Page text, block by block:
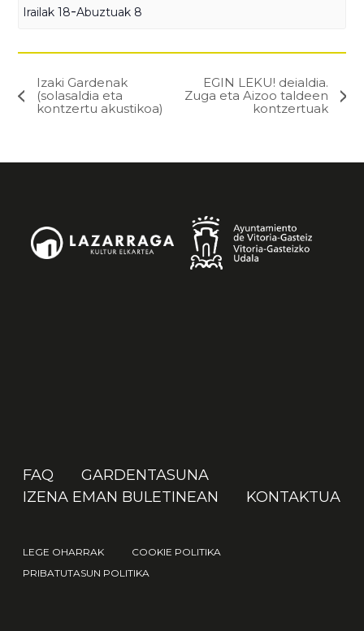
Irailak 18-Abuztuak 8
Izaki Gardenak
(solasaldia eta
kontzertu akustikoa)
EGIN LEKU! deialdia.
Zuga eta Aizoo taldeen
kontzertuak
FAQ
GARDENTASUNA
IZENA EMAN BULETINEAN
KONTAKTUA
LEGE OHARRAK
COOKIE POLITIKA
PRIBATUTASUN POLITIKA